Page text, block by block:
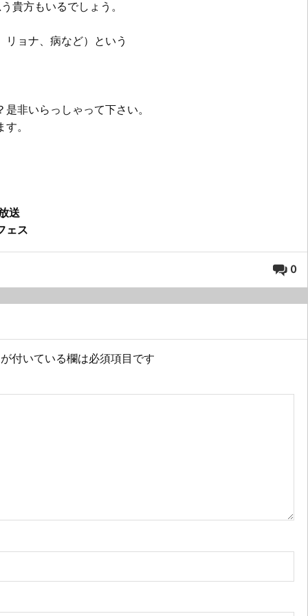
貴方もいるでしょう。
ョナ、病など）という
非いらっしゃって下さい。
。
送
ェス
0
付いている欄は必須項目です